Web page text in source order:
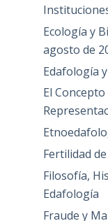
Ecología y
agosto de
Edafología
El
Fertilidad
Filosofía,
Edafología
Fraude y